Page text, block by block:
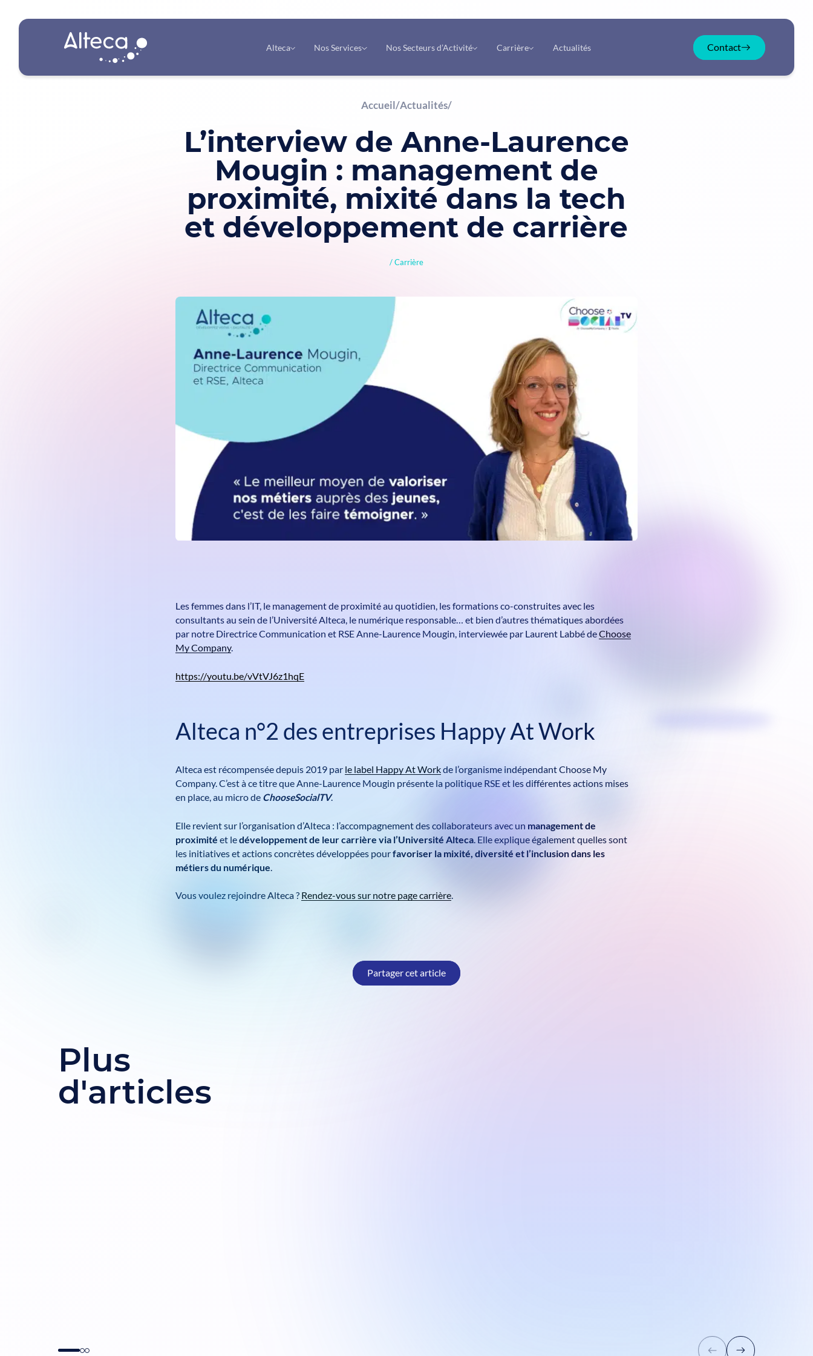
Alteca Nos Services Nos Secteurs d’Activité Carrière Actualités Contact
Accueil/Actualités/
L’interview de Anne-Laurence
Mougin : management de
proximité, mixité dans la tech
et développement de carrière
Carrière
Les femmes dans l’IT, le management de proximité au quotidien, les formations co-construites avec les
consultants au sein de l’Université Alteca, le numérique responsable… et bien d’autres thématiques abordées
par notre Directrice Communication et RSE Anne-Laurence Mougin, interviewée par Laurent Labbé deChoose
My Company.
https://youtu.be/vVtVJ6z1hqE
Alteca n°2 des entreprises Happy At Work
Alteca est récompensée depuis 2019 par le label Happy At Workde l’organisme indépendant Choose My
Company. C’est à ce titre que Anne-Laurence Mougin présente la politique RSE et les différentes actions mises
en place, au micro de ChooseSocialTV.
Elle revient sur l’organisation d’Alteca : l’accompagnement des collaborateurs avec un management de
proximité et ledéveloppement de leur carrière via l’Université Alteca. Elle explique également quelles sont
les initiatives et actions concrètes développées pourfavoriser la mixité, diversité et l’inclusion dans les
métiers du numérique.
Vous voulez rejoindre Alteca ? Rendez-vous sur notre page carrière.
Partager cet article
Plus
d'articles